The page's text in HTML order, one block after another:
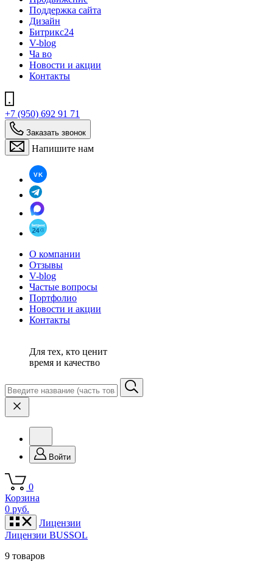
Поддержка сайта
Дизайн
Битрикс24
V-blog
Ча во
Новости и акции
Контакты
+7 (950) 692 91 71
Заказать звонок
Напишите нам
О компании
Отзывы
V-blog
Частые вопросы
Портфолио
Новости и акции
Контакты
Для тех, кто ценит
время и качество
Войти
0
Корзина
0 руб.
Лицензии
Лицензии BUSSOL
9 товаров